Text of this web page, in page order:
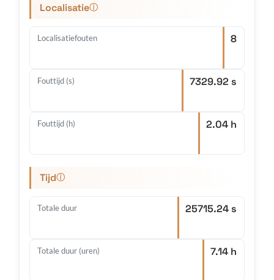
Localisatieⓘ
Localisatiefouten 8
Fouttijd (s) 7329.92 s
Fouttijd (h) 2.04 h
Tijdⓘ
Totale duur 25715.24 s
Totale duur (uren) 7.14 h